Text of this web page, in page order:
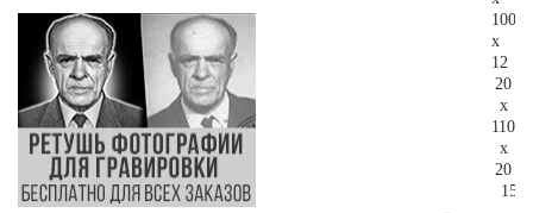
100
x
12
20
x
110
x
20